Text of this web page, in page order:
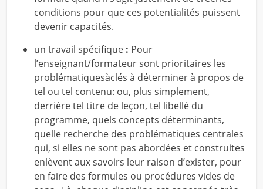
conditions pour que ces potentialités puissent
devenir capacités.
un travail spécifique: Pour
l’enseignant/formateur sont prioritaires les
problématiquesàclés à déterminer à propos de
tel ou tel contenu: ou, plus simplement,
derrière tel titre de leçon, tel libellé du
programme, quels concepts déterminants,
quelle recherche des problématiques centrales
qui, si elles ne sont pas abordées et construites
enlèvent aux savoirs leur raison d’exister, pour
en faire des formules ou procédures vides de